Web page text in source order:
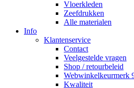
Vloerkleden
Zeefdrukken
Alle materialen
Info
Klantenservice
Contact
Veelgestelde vragen
Shop / retourbeleid
Webwinkelkeurmerk
Kwaliteit